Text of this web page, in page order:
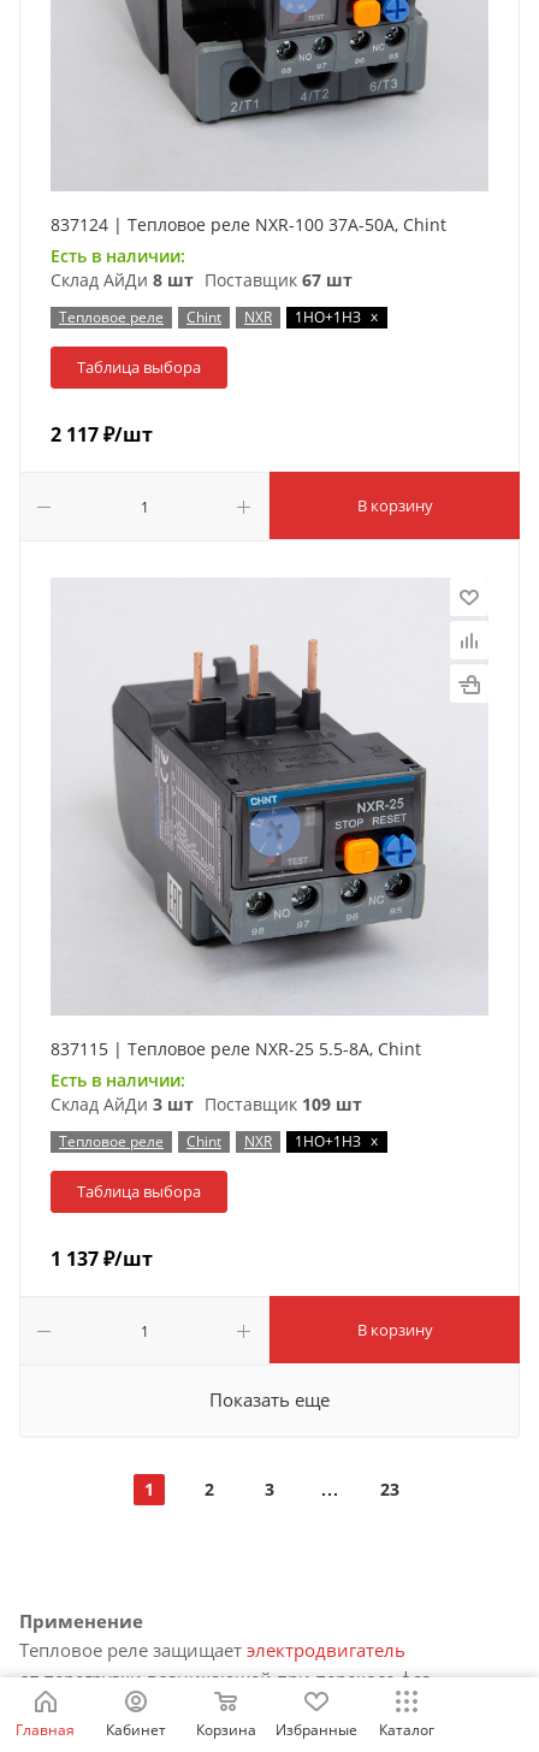
837124 | Тепловое реле NXR-100 37А-50А, Chint
Есть в наличии:
Склад АйДи 8 шт Поставщик 67 шт
Тепловое реле Chint NXR 1НО+1НЗ x
Таблица выбора
2 117₽/шт
В корзину
837115 | Тепловое реле NXR-25 5.5-8А, Chint
Есть в наличии:
Склад АйДи 3 шт Поставщик 109 шт
Тепловое реле Chint NXR 1НО+1НЗ x
Таблица выбора
1 137₽/шт
В корзину
Показать еще
1 2 3 23
Применение
Тепловое реле защищает электродвигатель
от перегрузки возникающей при перекосе фаз,
затяжном пуске, заклинивании ротора или чрезмерной
нагрузке. Тепловое реле илимотор-автомат, совместно
Главная Кабинет Корзина Избранные Каталог